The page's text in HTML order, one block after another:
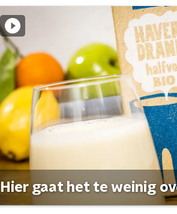
Hier gaat het te weinig